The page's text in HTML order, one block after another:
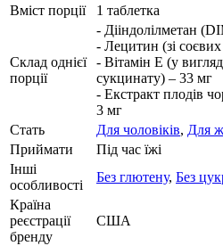
Вміст порції
1 таблетка
Склад однієї
порції
- Дііндолілметан
- Лецитин (зі
- Вітамін E (у
сукцинату) – 33 мг
- Екстракт плодів
3 мг
Стать
Для чоловіків, Для
Приймати
Під час їжі
Інші
особливості
Без глютену, Без
Країна
реєстрації
бренду
США